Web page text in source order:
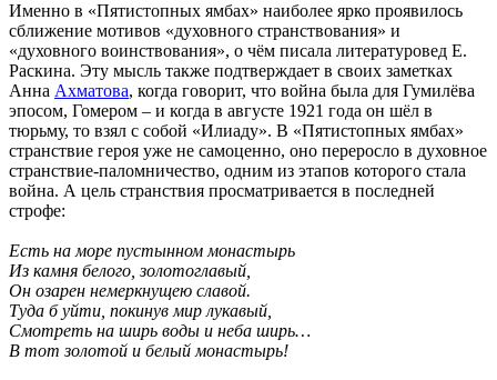
Именно в «Пятистопных ямбах» наиболее ярко проявилось
сближение мотивов «духовного странствования» и
«духовного воинствования», о чём писала литературовед Е.
Раскина. Эту мысль также подтверждает в своих заметках
Анна Ахматова, когда говорит, что война была для Гумилёва
эпосом, Гомером – и когда в августе 1921 года он шёл в
тюрьму, то взял с собой «Илиаду». В «Пятистопных ямбах»
странствие героя уже не самоценно, оно переросло в духовное
странствие-паломничество, одним из этапов которого стала
война. А цель странствия просматривается в последней
строфе:
Есть на море пустынном монастырь
Из камня белого, золотоглавый,
Он озарен немеркнущею славой.
Туда б уйти, покинув мир лукавый,
Смотреть на ширь воды и неба ширь…
В тот золотой и белый монастырь!